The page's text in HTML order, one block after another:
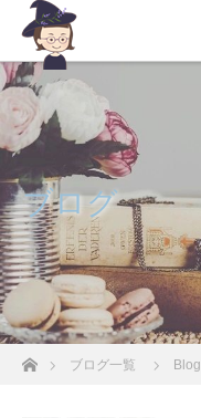
ブログ
ホームブログ一覧 Blog